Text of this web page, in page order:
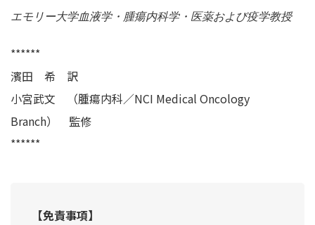
エモリー大学血液学・腫瘍内科学・医薬および疫学教授
******
濱田 希 訳
小宮武文 （腫瘍内科／NCI Medical Oncology
Branch） 監修
******
【免責事項】